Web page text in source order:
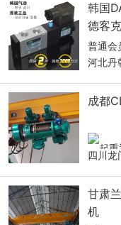
韩国
德客克
普通会
河北丹
成都
四川龙
甘肃
机